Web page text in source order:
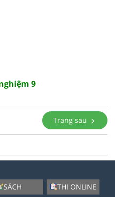
9
Trang sau
SÁCH
THI ONLINE